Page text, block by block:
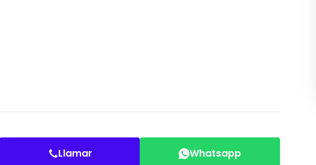
Llamar Whatsapp